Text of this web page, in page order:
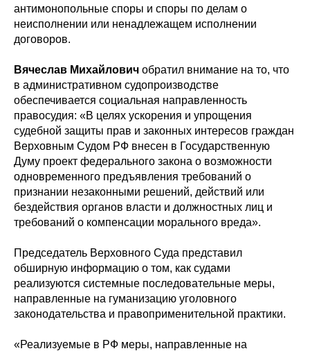
антимонопольные споры и споры по делам о
неисполнении или ненадлежащем исполнении
договоров.
Вячеслав Михайлович обратил внимание на то, что
в административном судопроизводстве
обеспечивается социальная направленность
правосудия: «В целях ускорения и упрощения
судебной защиты прав и законных интересов граждан
Верховным Судом РФ внесен в Государственную
Думу проект федерального закона о возможности
одновременного предъявления требований о
признании незаконными решений, действий или
бездействия органов власти и должностных лиц и
требований о компенсации морального вреда».
Председатель Верховного Суда представил
обширную информацию о том, как судами
реализуются системные последовательные меры,
направленные на гуманизацию уголовного
законодательства и правоприменительной практики.
«Реализуемые в РФ меры, направленные на